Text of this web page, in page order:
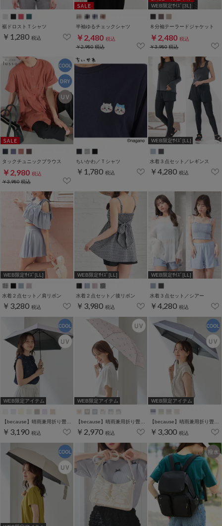
裾ドロストＴシャツ
￥1,280 税込
半袖ゆるチェックシャツ
￥2,480 税込
￥2,980税込
WEB限定ｻｲｽﾞ[3L]
８分袖テーラードジャケット
￥2,480 税込
￥3,980税込
タックチュニックブラウス
￥2,980 税込
￥3,980税込
ちいかわ／Ｔシャツ
￥1,780 税込
WEB限定ｻｲｽﾞ[LL]
水着３点セット／レギンス
￥4,280 税込
WEB限定ｻｲｽﾞ[LL]
水着２点セット／肩リボン
￥3,280 税込
WEB限定ｻｲｽﾞ[LL]
水着２点セット／後リボン
￥3,980 税込
WEB限定ｻｲｽﾞ[LL]
水着３点セット／シアー
￥4,280 税込
WEB限定アイテム
￥3,190 税込
WEB限定アイテム
￥2,970 税込
WEB限定アイテム
￥3,300 税込